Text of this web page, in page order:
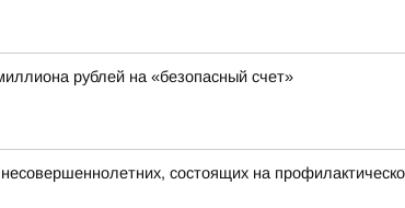
рублей на «безопасный счет»
состоящих на